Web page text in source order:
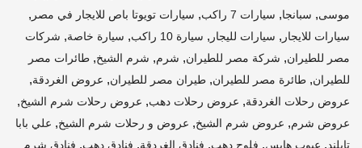
موسى, سبانجا, سيارات 7 راكب , سيارات تويوتا باص للايجار في مصر ,
سيارات للايجار , سيارات لليجار , سيارة 10 راكب , سيارة خاصة, شركات
مصر للطيران, شركة مصر للطيران, شرم, شرم الشيخ, طائرات مصر
للطيران, طائرة مصر للطيران, طيران مصر للطيران, عروض الغردقة,
عروض رحلات الغردقة, عروض رحلات دهب, عروض رحلات شرم الشيخ,
عروض شرم, عروض شرم الشيخ, عروض و رحلات شرم الشيخ, علي بابا
تايلند, عيوب هايس, فلوج دهب, فنادق الغردقة, فنادق دهب, فنادق شرم